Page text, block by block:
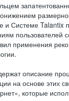
и Системе
пользователей
применения
описание
на основе этих
которые